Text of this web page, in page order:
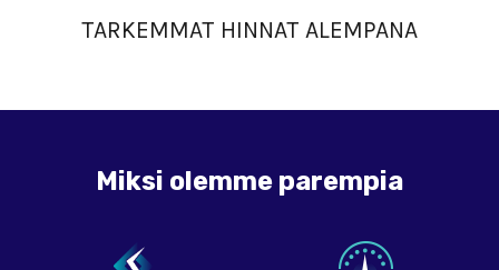
TARKEMMAT HINNAT ALEMPANA
Miksi olemme parempia